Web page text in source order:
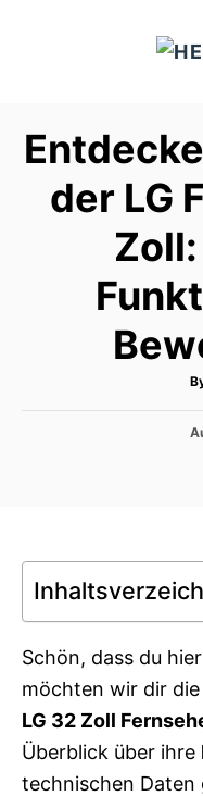
der LG
P
Schön, dass du
möchten wir dir
LG 32 Zoll
Überblick über ihre
technischen Daten